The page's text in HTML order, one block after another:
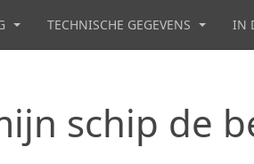
TECHNISCHE GEGEVENS IN
schip de